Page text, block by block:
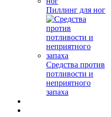
Пиллинг для ног
Средства против
потливости и
неприятного
запаха